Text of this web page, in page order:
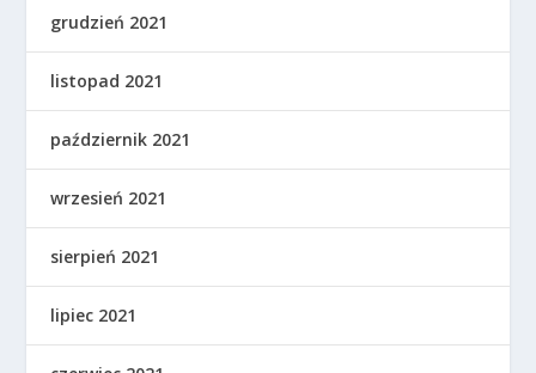
grudzień 2021
listopad 2021
październik 2021
wrzesień 2021
sierpień 2021
lipiec 2021